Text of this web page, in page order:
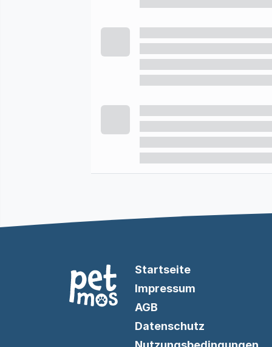
Startseite
Impressum
AGB
Datenschutz